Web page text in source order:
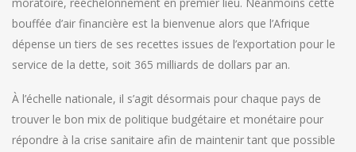
bouffée d’air financière est la bienvenue alors que l’Afrique
dépense un tiers de ses recettes issues de l’exportation pour le
service de la dette, soit 365 milliards de dollars par an.
À l’échelle nationale, il s’agit désormais pour chaque pays de
trouver le bon mix de politique budgétaire et monétaire pour
répondre à la crise sanitaire afin de maintenir tant que possible